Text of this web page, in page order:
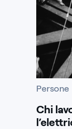
Persone
Chi